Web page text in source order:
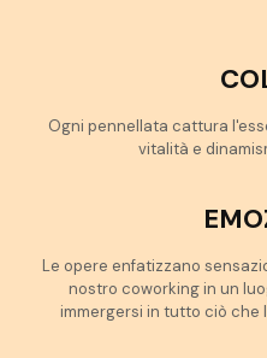
Ogni pennellata cattura
vitalità e
Le opere enfatizzano
nostro coworking in un
immergersi in tutto ciò che